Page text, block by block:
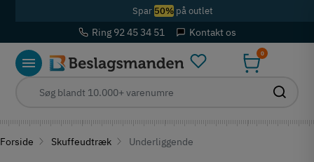
Spar 50%på outlet
Ring 92 45 34 51 Kontakt os
0
Forside Skuffeudtræk Underliggende